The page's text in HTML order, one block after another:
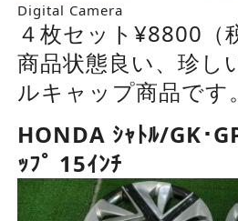
Digital Camera
４枚セット¥8800（
商品状態良い、珍し
ルキャップ商品です。
HONDA ｼｬﾄﾙ/GK･
ｯﾌﾟ 15ｲﾝﾁ